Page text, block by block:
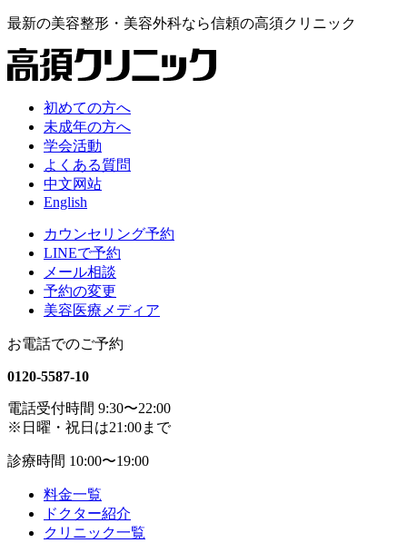
最新の美容整形・美容外科なら信頼の高須クリニック
初めての方へ
未成年の方へ
学会活動
よくある質問
中文网站
English
カウンセリング予約
LINEで予約
メール相談
予約の変更
美容医療メディア
お電話でのご予約
0120-5587-10
電話受付時間 9:30〜22:00
※日曜・祝日は21:00まで
診療時間 10:00〜19:00
料金一覧
ドクター紹介
クリニック一覧